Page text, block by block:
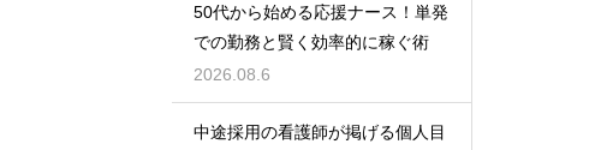
50代から始める応援ナース！単発
での勤務と賢く効率的に稼ぐ術
2026.08.6
中途採用の看護師が掲げる個人目